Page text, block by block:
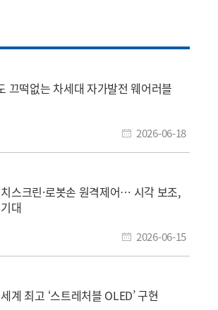
끄떡없는 차세대 자가발전 웨어러블
2026-06-18
스크린·로봇손 원격제어… 시각 보조,
대
2026-06-15
계 최고 ‘스트레처블 OLED’ 구현